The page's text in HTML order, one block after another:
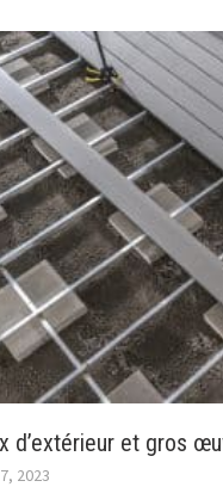
d’extérieur et gros
2023